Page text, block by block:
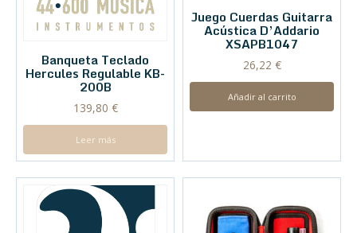
Banqueta Teclado
Hercules Regulable KB-
200B
139,80 €
Leer más
Juego Cuerdas Guitarra
Acústica D’Addario
XSAPB1047
26,22 €
Añadir al carrito